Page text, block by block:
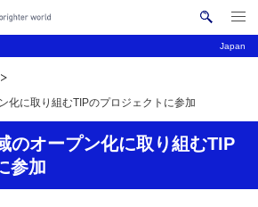
Japan
イ
メ
ニ
ュ
化に取り組むTIPのプロジェクトに参加
のオープン化に取り組むTIP
参加